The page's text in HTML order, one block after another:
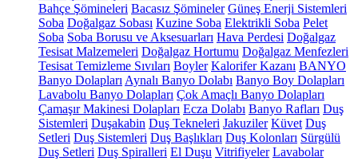
Bahçe Şömineleri Bacasız Şömineler Güneş Enerji Sistemleri
Soba Doğalgaz Sobası Kuzine Soba Elektrikli Soba Pelet
Soba Soba Borusu ve Aksesuarları Hava Perdesi Doğalgaz
Tesisat Malzemeleri Doğalgaz Hortumu Doğalgaz Menfezleri
Tesisat Temizleme Sıvıları Boyler Kalorifer Kazanı BANYO
Banyo Dolapları Aynalı Banyo Dolabı Banyo Boy Dolapları
Lavabolu Banyo Dolapları Çok Amaçlı Banyo Dolapları
Çamaşır Makinesi Dolapları Ecza Dolabı Banyo Rafları Duş
Sistemleri Duşakabin Duş Tekneleri Jakuziler Küvet Duş
Setleri Duş Sistemleri Duş Başlıkları Duş Kolonları Sürgülü
Duş Setleri Duş Spiralleri El Duşu Vitrifiyeler Lavabolar